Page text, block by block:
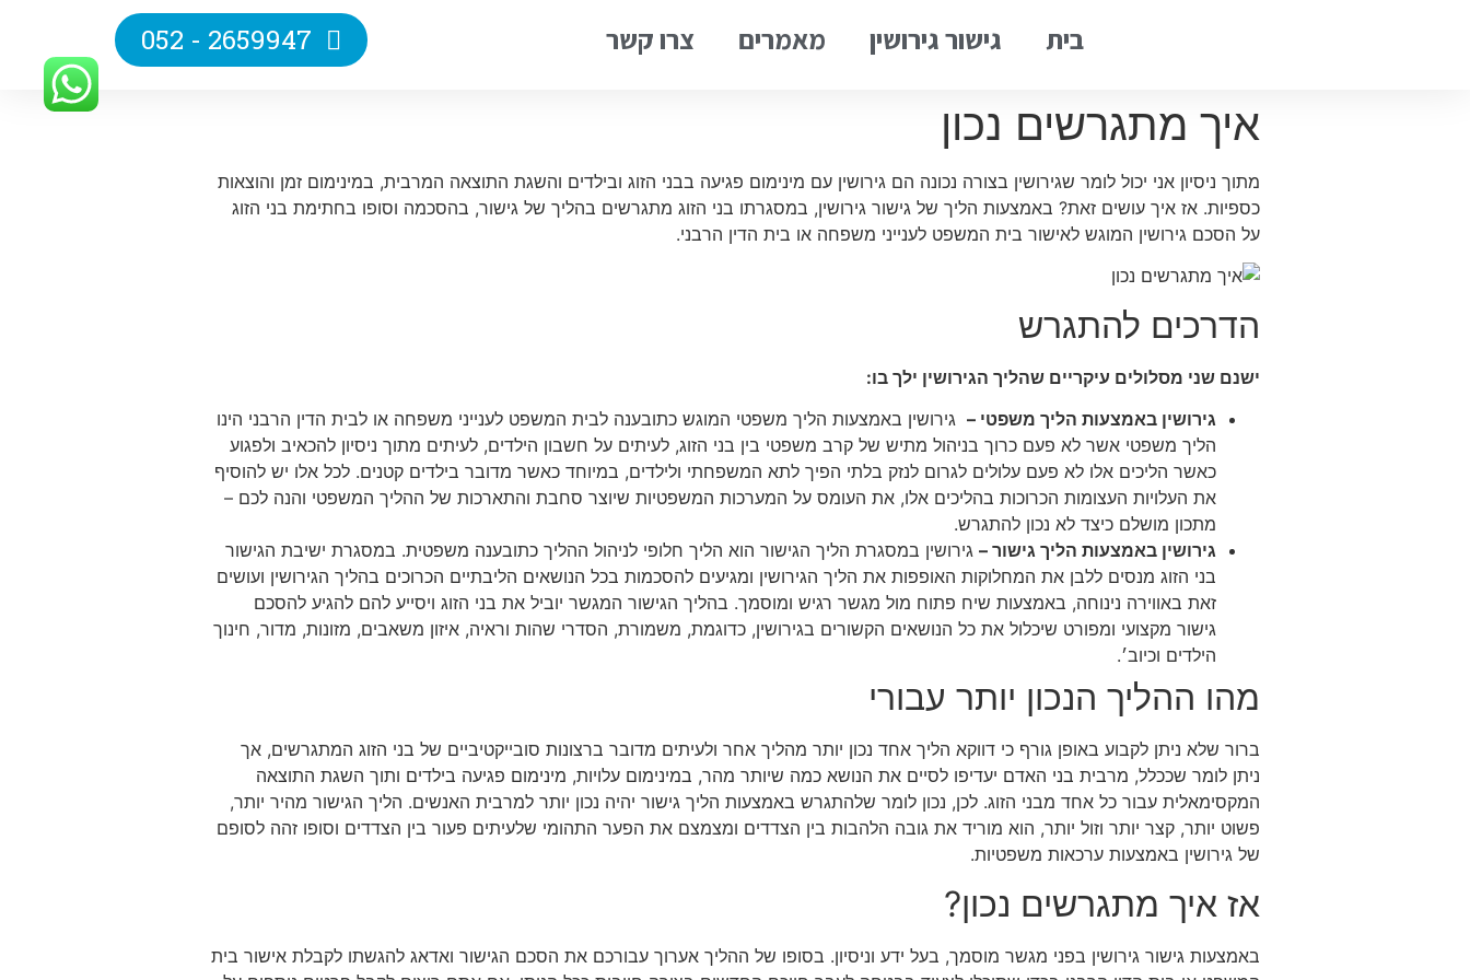
בית גישור גירושין מאמרים צרו קשר 2659947 - 052
איך מתגרשים נכון
מתוך ניסיון אני יכול לומר שגירושין בצורה נכונה הם גירושין עם מינימום פגיעה בבני הזוג ובילדים והשגת התוצאה המרבית, במינימום זמן והוצאות
כספיות. אז איך עושים זאת? באמצעות הליך של גישור גירושין, במסגרתו בני הזוג מתגרשים בהליך של גישור, בהסכמה וסופו בחתימת בני הזוג
על הסכם גירושין המוגש לאישור בית המשפט לענייני משפחה או בית הדין הרבני.
הדרכים להתגרש
ישנם שני מסלולים עיקריים שהליך הגירושין ילך בו:
גירושין באמצעות הליך משפטי – גירושין באמצעות הליך משפטי המוגש כתובענה לבית המשפט לענייני משפחה או לבית הדין הרבני הינו
הליך משפטי אשר לא פעם כרוך בניהול מתיש של קרב משפטי בין בני הזוג, לעיתים על חשבון הילדים, לעיתים מתוך ניסיון להכאיב ולפגוע
כאשר הליכים אלו לא פעם עלולים לגרום לנזק בלתי הפיך לתא המשפחתי ולילדים, במיוחד כאשר מדובר בילדים קטנים. לכל אלו יש להוסיף
את העלויות העצומות הכרוכות בהליכים אלו, את העומס על המערכות המשפטיות שיוצר סחבת והתארכות של ההליך המשפטי והנה לכם –
מתכון מושלם כיצד לא נכון להתגרש.
גירושין באמצעות הליך גישור – גירושין במסגרת הליך הגישור הוא הליך חלופי לניהול ההליך כתובענה משפטית. במסגרת ישיבת הגישור
בני הזוג מנסים ללבן את המחלוקות האופפות את הליך הגירושין ומגיעים להסכמות בכל הנושאים הליבתיים הכרוכים בהליך הגירושין ועושים
זאת באווירה נינוחה, באמצעות שיח פתוח מול מגשר רגיש ומוסמך. בהליך הגישור המגשר יוביל את בני הזוג ויסייע להם להגיע להסכם
גישור מקצועי ומפורט שיכלול את כל הנושאים הקשורים בגירושין, כדוגמת, משמורת, הסדרי שהות וראיה, איזון משאבים, מזונות, מדור, חינוך
הילדים וכיוב׳.
מהו ההליך הנכון יותר עבורי
ברור שלא ניתן לקבוע באופן גורף כי דווקא הליך אחד נכון יותר מהליך אחר ולעיתים מדובר ברצונות סובייקטיביים של בני הזוג המתגרשים, אך
ניתן לומר שככלל, מרבית בני האדם יעדיפו לסיים את הנושא כמה שיותר מהר, במינימום עלויות, מינימום פגיעה בילדים ותוך השגת התוצאה
המקסימאלית עבור כל אחד מבני הזוג. לכן, נכון לומר שלהתגרש באמצעות הליך גישור יהיה נכון יותר למרבית האנשים. הליך הגישור מהיר יותר,
פשוט יותר, קצר יותר וזול יותר, הוא מוריד את גובה הלהבות בין הצדדים ומצמצם את הפער התהומי שלעיתים פעור בין הצדדים וסופו זהה לסופם
של גירושין באמצעות ערכאות משפטיות.
אז איך מתגרשים נכון?
באמצעות גישור גירושין בפני מגשר מוסמך, בעל ידע וניסיון. בסופו של ההליך אערוך עבורכם את הסכם הגישור ואדאג להגשתו לקבלת אישור בית